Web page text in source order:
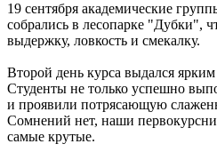
19 сентября академические
собрались в лесопарке "Дубки",
выдержку, ловкость и смекалку.
Второй день курса выдался
Студенты не только успешно
и проявили потрясающую
Сомнений нет, наши
самые крутые.